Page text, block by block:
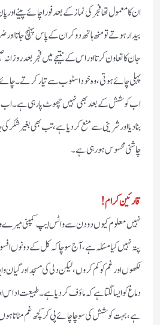
ان کا معمول تھا فجر کی نماز کے بعد فورا چائے پینے
بیدار ہوتے تو منھ ہاتھ دو کر ان کے پاس پہنچ جاتا
جان کا تعاون کرتا اور اس کے نتیجے میں فجر بعد روزانہ
پہلی چائے ہوتی، وہ خود اسٹوب سے تیار کرتے ۔
اب کوشش کے بعد بھی نہیں چھوٹ پا رہی ہے ۔ اب
بنا دیا اور شرینی سے منع کردیا ہے، تب بھی بغیر
چاشنی محسوس ہو رہی ہے ۔
قارئین کرام!
نہیں معلوم کیوں دو دن سے واٹس ایپ کمپنی
پتہ نہیں کیا مسئلہ ہے ، آج سوچا کہ کل کے دونوں
لکھوں اور غم کو کم کروں ، لیکن دلی کی مسجد اور
دماغ کو ایسا لگتا ہے کہ ماؤف کر دیا ہے ۔ طبیعت اداس
ہے ، بہت کوشش کی سوچا چائے پی کر کچھ غم مٹاتا ہوں